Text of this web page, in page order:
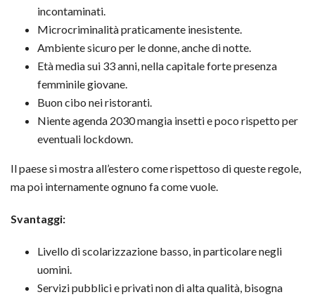
incontaminati.
Microcriminalità praticamente inesistente.
Ambiente sicuro per le donne, anche di notte.
Età media sui 33 anni, nella capitale forte presenza
femminile giovane.
Buon cibo nei ristoranti.
Niente agenda 2030 mangia insetti e poco rispetto per
eventuali lockdown.
Il paese si mostra all’estero come rispettoso di queste regole,
ma poi internamente ognuno fa come vuole.
Svantaggi:
Livello di scolarizzazione basso, in particolare negli
uomini.
Servizi pubblici e privati non di alta qualità, bisogna